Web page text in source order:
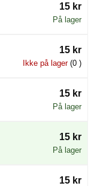
15 kr
På lager
15 kr
Ikke på lager(0 )
15 kr
På lager
15 kr
På lager
15 kr